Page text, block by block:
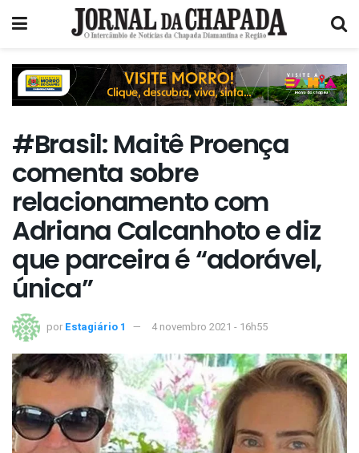
#Brasil: Maitê Proença
comenta sobre
relacionamento com
Adriana Calcanhoto e diz
que parceira é “adorável,
única”
por Estagiário 1 4 novembro 2021 - 16h55